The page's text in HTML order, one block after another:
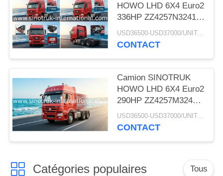
CONFIDENTIALITÉ
HOWO LHD 6X4 Euro2
336HP ZZ4257N3241W
de tracteur
USD36500-USD37000/UNIT)negotiation MOQ:1 UNITÉ
CONTACT
Camion SINOTRUK
HOWO LHD 6X4 Euro2
290HP ZZ4257M3241V
de tracteur
USD36500-USD37000/UNIT)negotiation MOQ:1 UNITÉ
CONTACT
Catégories populaires Tous